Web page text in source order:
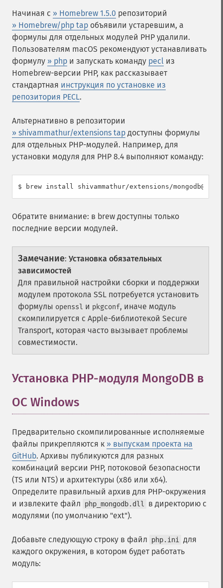
Начиная с » Homebrew 1.5.0 репозиторий
» Homebrew/php tap объявили устаревшим, а
формулы для отдельных модулей PHP удалили.
Пользователям macOS рекомендуют устанавливать
формулу » php и запускать команду pecl из
Homebrew-версии PHP, как рассказывает
стандартная инструкция по установке из
репозитория PECL.
Альтернативно в репозитории
» shivammathur/extensions tap доступны формулы
для отдельных PHP-модулей. Например, для
установки модуля для PHP 8.4 выполняют команду:
$ brew install shivammathur/extensions/mongodb@8.4
Обратите внимание: в brew доступны только
последние версии модулей.
Замечание: Установка обязательных
зависимостей
Для правильной настройки сборки и поддержки
модулем протокола SSL потребуется установить
формулы openssl и pkgconf, иначе модуль
скомпилируется с Apple-библиотекой Secure
Transport, которая часто вызывает проблемы
совместимости.
Установка PHP-модуля MongoDB в
ОС Windows
Предварительно скомпилированные исполняемые
файлы прикрепляются к » выпускам проекта на
GitHub. Архивы публикуются для разных
комбинаций версии PHP, потоковой безопасности
(TS или NTS) и архитектуры (x86 или x64).
Определите правильный архив для PHP-окружения
и извлеките файл
php_mongodb.dll
в директорию с
модулями (по умолчанию "ext").
Добавьте следующую строку в файл php.ini
для
каждого окружения, в котором будет работать
модуль: